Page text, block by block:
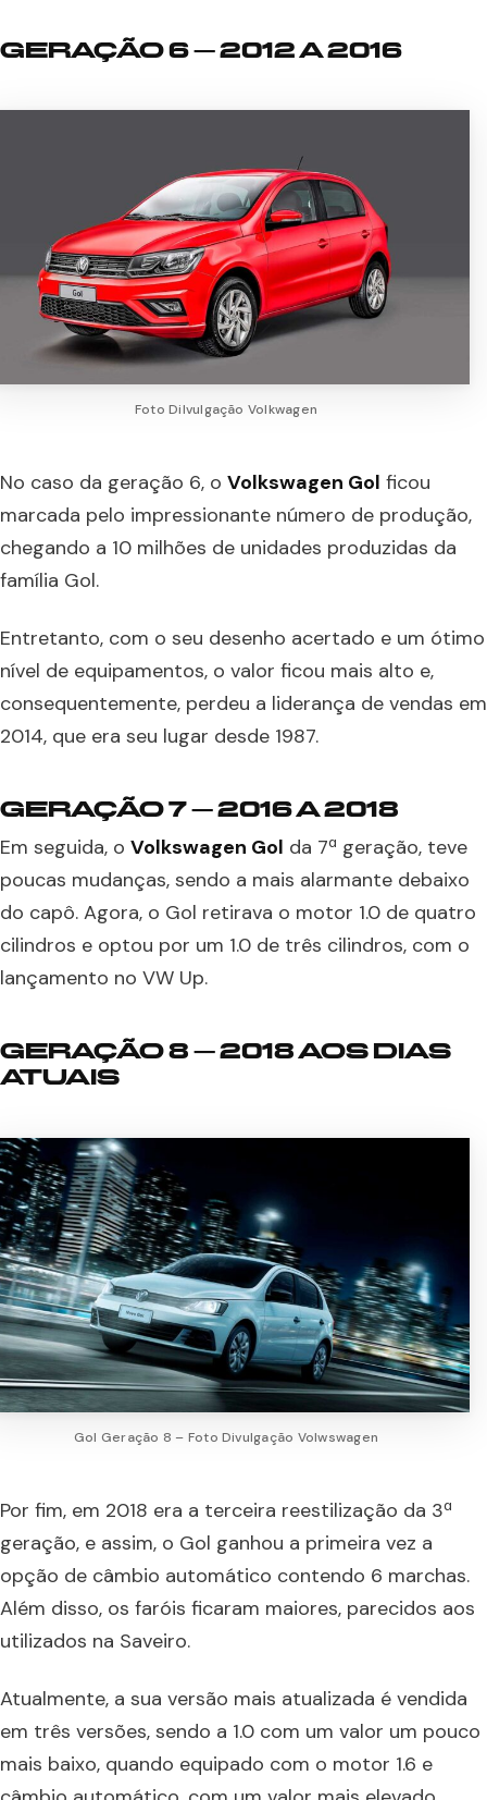
GERAÇÃO 6 – 2012 A 2016
Foto Dilvulgação Volkwagen
No caso da geração 6, o Volkswagen Gol ficou
marcada pelo impressionante número de produção,
chegando a 10 milhões de unidades produzidas da
família Gol.
Entretanto, com o seu desenho acertado e um ótimo
nível de equipamentos, o valor ficou mais alto e,
consequentemente, perdeu a liderança de vendas em
2014, que era seu lugar desde 1987.
GERAÇÃO 7 – 2016 A 2018
Em seguida, o Volkswagen Gol da 7ª geração, teve
poucas mudanças, sendo a mais alarmante debaixo
do capô. Agora, o Gol retirava o motor 1.0 de quatro
cilindros e optou por um 1.0 de três cilindros, com o
lançamento no VW Up.
GERAÇÃO 8 – 2018 AOS DIAS
ATUAIS
Gol Geração 8 – Foto Divulgação Volwswagen
Por fim, em 2018 era a terceira reestilização da 3ª
geração, e assim, o Gol ganhou a primeira vez a
opção de câmbio automático contendo 6 marchas.
Além disso, os faróis ficaram maiores, parecidos aos
utilizados na Saveiro.
Atualmente, a sua versão mais atualizada é vendida
em três versões, sendo a 1.0 com um valor um pouco
mais baixo, quando equipado com o motor 1.6 e